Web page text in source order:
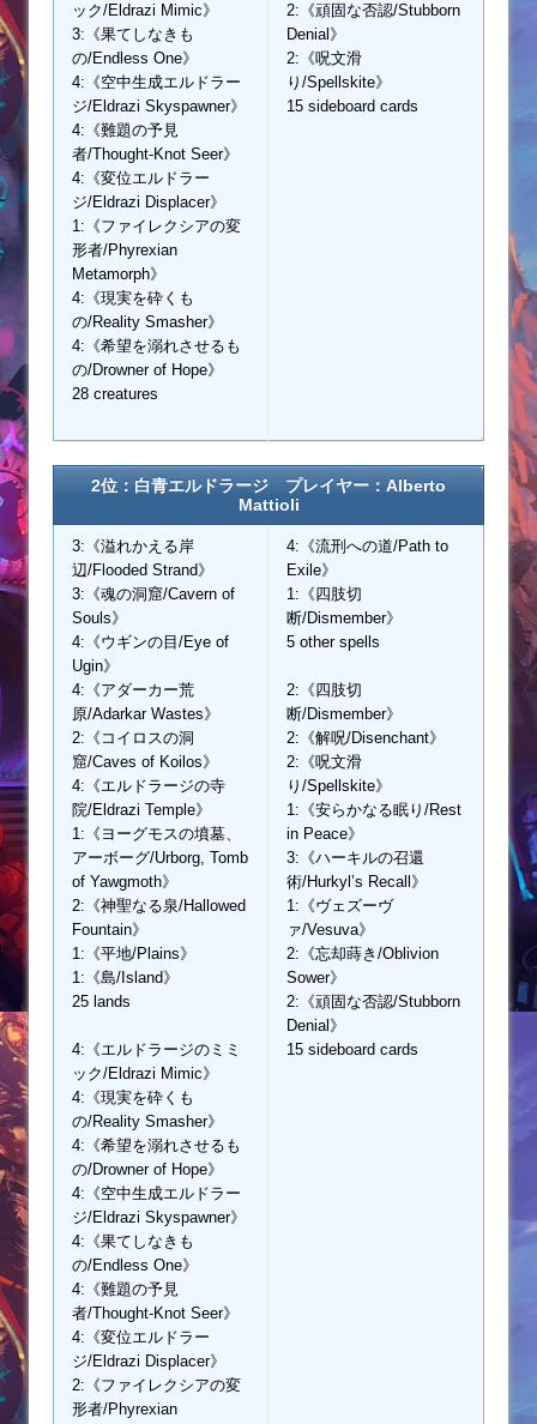
ック/Eldrazi Mimic》
3:《果てしなきも
の/Endless One》
4:《空中生成エルドラー
ジ/Eldrazi Skyspawner》
4:《難題の予見
者/Thought-Knot Seer》
4:《変位エルドラー
ジ/Eldrazi Displacer》
1:《ファイレクシアの変
形者/Phyrexian
Metamorph》
4:《現実を砕くも
の/Reality Smasher》
4:《希望を溺れさせるも
の/Drowner of Hope》
28 creatures
2:《頑固な否認/Stubborn
Denial》
2:《呪文滑
り/Spellskite》
15 sideboard cards
2位：白青エルドラージ プレイヤー：Alberto
Mattioli
3:《溢れかえる岸
辺/Flooded Strand》
3:《魂の洞窟/Cavern of
Souls》
4:《ウギンの目/Eye of
Ugin》
4:《アダーカー荒
原/Adarkar Wastes》
2:《コイロスの洞
窟/Caves of Koilos》
4:《エルドラージの寺
院/Eldrazi Temple》
1:《ヨーグモスの墳墓、
アーボーグ/Urborg, Tomb
of Yawgmoth》
2:《神聖なる泉/Hallowed
Fountain》
1:《平地/Plains》
1:《島/Island》
25 lands
4:《エルドラージのミミ
ック/Eldrazi Mimic》
4:《現実を砕くも
の/Reality Smasher》
4:《希望を溺れさせるも
の/Drowner of Hope》
4:《空中生成エルドラー
ジ/Eldrazi Skyspawner》
4:《果てしなきも
の/Endless One》
4:《難題の予見
者/Thought-Knot Seer》
4:《変位エルドラー
ジ/Eldrazi Displacer》
2:《ファイレクシアの変
形者/Phyrexian
4:《流刑への道/Path to
Exile》
1:《四肢切
断/Dismember》
5 other spells
2:《四肢切
断/Dismember》
2:《解呪/Disenchant》
2:《呪文滑
り/Spellskite》
1:《安らかなる眠り/Rest
in Peace》
3:《ハーキルの召還
術/Hurkyl’s Recall》
1:《ヴェズーヴ
ァ/Vesuva》
2:《忘却蒔き/Oblivion
Sower》
2:《頑固な否認/Stubborn
Denial》
15 sideboard cards